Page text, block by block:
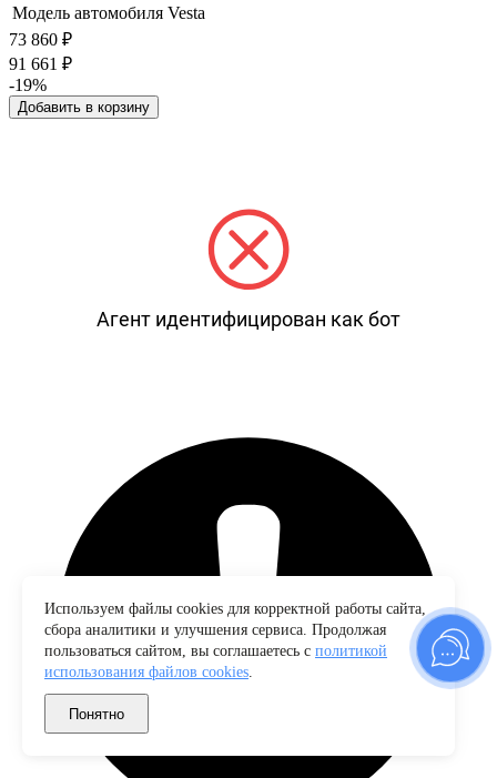
Модель автомобиля Vesta
73 860 ₽
91 661 ₽
-19%
Добавить в корзину
Агент идентифицирован как бот
Используем файлы cookies для корректной работы сайта,
сбора аналитики и улучшения сервиса. Продолжая
пользоваться сайтом, вы соглашаетесь с политикой
использования файлов cookies.
Понятно